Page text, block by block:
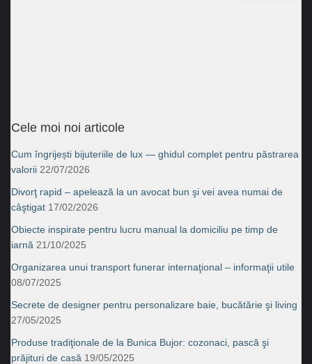
Cele moi noi articole
Cum îngrijești bijuteriile de lux — ghidul complet pentru păstrarea
valorii 22/07/2026
Divorţ rapid – apelează la un avocat bun şi vei avea numai de
câştigat 17/02/2026
Obiecte inspirate pentru lucru manual la domiciliu pe timp de
iarnă 21/10/2025
Organizarea unui transport funerar internaţional – informaţii utile
08/07/2025
Secrete de designer pentru personalizare baie, bucătărie şi living
27/05/2025
Produse tradiţionale de la Bunica Bujor: cozonaci, pască şi
prăjituri de casă 19/05/2025